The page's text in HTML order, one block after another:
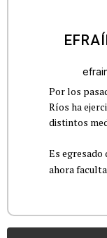
Por los
Ríos ha
distintos
Es egresado
ahora